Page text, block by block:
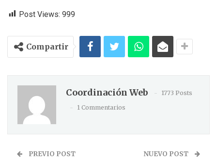
Post Views: 999
Compartir
Coordinación Web
1773 Posts
1 Commentarios
PREVIO POST NUEVO POST